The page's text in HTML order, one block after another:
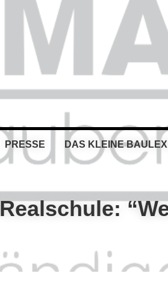
PRESSE DAS KLEINE